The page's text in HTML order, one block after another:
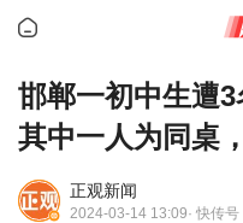
邯郸一初中生遭3
其中一人为同桌
正观新闻
2024-03-14 13:09· 快传号